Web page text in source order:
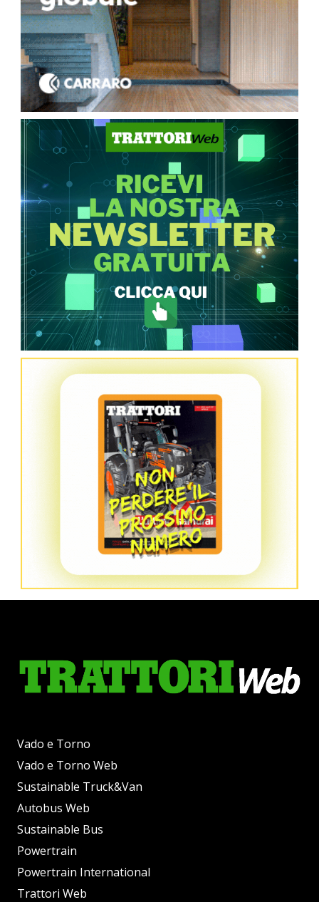
Vado e Torno
Vado e Torno Web
Sustainable Truck&Van
Autobus Web
Sustainable Bus
Powertrain
Powertrain International
Trattori Web